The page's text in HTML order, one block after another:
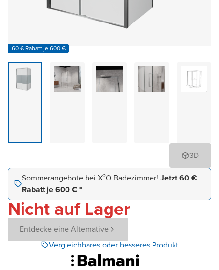
60 € Rabatt je 600 €
3D
Sommerangebote bei X²O Badezimmer! Jetzt 60 €
Rabatt je 600 € *
Nicht auf Lager
Entdecke eine Alternative
Vergleichbares oder besseres Produkt